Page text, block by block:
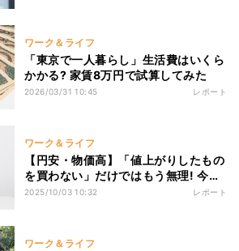
ワーク＆ライフ
「東京で一人暮らし」生活費はいくら
かかる? 家賃8万円で試算してみた
2026/03/31 10:45 レポート
ワーク＆ライフ
【円安・物価高】「値上がりしたもの
を買わない」だけではもう無理! 今す
ぐできる3つの家計防衛術
2025/10/03 10:32 レポート
ワーク＆ライフ